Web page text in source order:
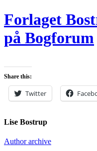
Forlaget
på Bogforum
Share this:
Twitter
Lise Bostrup
Author archive